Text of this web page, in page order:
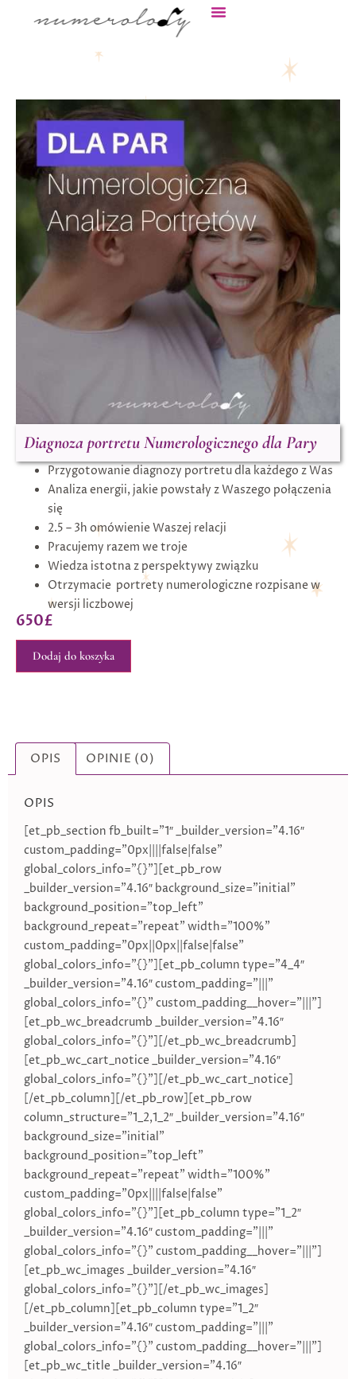
Diagnoza portretu Numerologicznego dla Pary
Przygotowanie diagnozy portretu dla każdego z Was
Analiza energii, jakie powstały z Waszego połączenia
się
2.5 – 3h omówienie Waszej relacji
Pracujemy razem we troje
Wiedza istotna z perspektywy związku
Otrzymacie portrety numerologiczne rozpisane w
wersji liczbowej
650£
Dodaj do koszyka
OPIS OPINIE (0)
OPIS
[et_pb_section fb_built=”1″ _builder_version=”4.16″
custom_padding=”0px||||false|false”
global_colors_info=”{}”][et_pb_row
_builder_version=”4.16″ background_size=”initial”
background_position=”top_left”
background_repeat=”repeat” width=”100%”
custom_padding=”0px||0px||false|false”
global_colors_info=”{}”][et_pb_column type=”4_4″
_builder_version=”4.16″ custom_padding=”|||”
global_colors_info=”{}” custom_padding__hover=”|||”]
[et_pb_wc_breadcrumb _builder_version=”4.16″
global_colors_info=”{}”][/et_pb_wc_breadcrumb]
[et_pb_wc_cart_notice _builder_version=”4.16″
global_colors_info=”{}”][/et_pb_wc_cart_notice]
[/et_pb_column][/et_pb_row][et_pb_row
column_structure=”1_2,1_2″ _builder_version=”4.16″
background_size=”initial”
background_position=”top_left”
background_repeat=”repeat” width=”100%”
custom_padding=”0px||||false|false”
global_colors_info=”{}”][et_pb_column type=”1_2″
_builder_version=”4.16″ custom_padding=”|||”
global_colors_info=”{}” custom_padding__hover=”|||”]
[et_pb_wc_images _builder_version=”4.16″
global_colors_info=”{}”][/et_pb_wc_images]
[/et_pb_column][et_pb_column type=”1_2″
_builder_version=”4.16″ custom_padding=”|||”
global_colors_info=”{}” custom_padding__hover=”|||”]
[et_pb_wc_title _builder_version=”4.16″